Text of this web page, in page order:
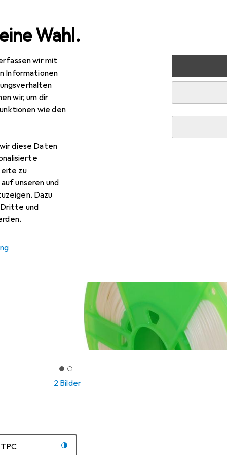
Wahl.
wir mit
Informationen
wir, um dir
wie den
diese Daten
zu
unseren und
Dazu
und
Peripherie
2 Bilder
TPC